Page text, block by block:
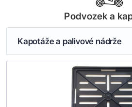
Podvozek a
Kapotáže a palivové nádrže